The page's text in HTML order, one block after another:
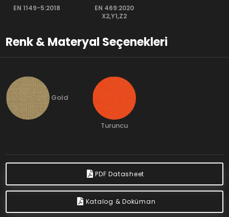
EN 1149-5:2018
EN 469:2020
X2,Y1,Z2
Renk & Materyal Seçenekleri
Gold
Turuncu
PDF Datasheet
Katalog & Doküman